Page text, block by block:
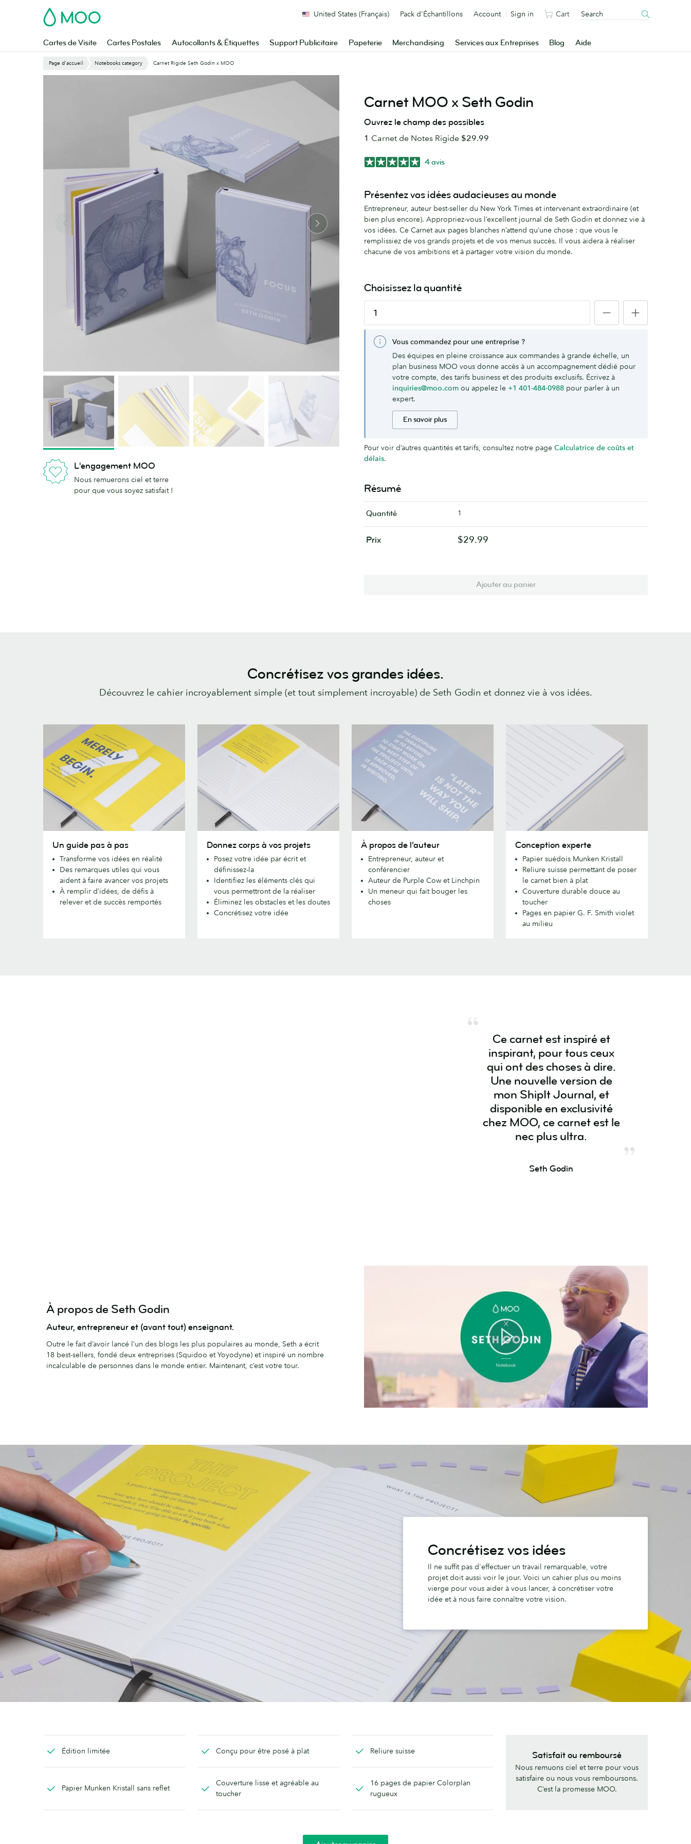
MOO
Cartes de Visite Cartes Postales Autocollants & Étiquettes Support Publicitaire Papeterie Merchandising Services aux Entreprises Blog Aide
United States (Français) Pack d'Échantillons Account Sign in Cart
Page d'accueil Notebooks category Carnet Rigide Seth Godin x MOO
L'engagement MOO
Nous remuerons ciel et terre
pour que vous soyez satisfait !
Carnet MOO x Seth Godin
Ouvrez le champ des possibles
1 Carnet de Notes Rigide $29.99
4 avis
Présentez vos idées audacieuses au monde
Entrepreneur, auteur best-seller du New York Times et intervenant extraordinaire (et
bien plus encore). Appropriez-vous l’excellent journal de Seth Godin et donnez vie à
vos idées. Ce Carnet aux pages blanches n’attend qu’une chose : que vous le
remplissiez de vos grands projets et de vos menus succès. Il vous aidera à réaliser
chacune de vos ambitions et à partager votre vision du monde.
Choisissez la quantité
Vous commandez pour une entreprise ?
Des équipes en pleine croissance aux commandes à grande échelle, un
plan business MOO vous donne accès à un accompagnement dédié pour
votre compte, des tarifs business et des produits exclusifs. Écrivez à
inquiries@moo.com ou appelez le +1 401-484-0988 pour parler à un
expert.
En savoir plus
Pour voir d’autres quantités et tarifs, consultez notre page Calculatrice de coûts et
délais.
Résumé
Quantité 1
Prix $29.99
Ajouter au panier
Concrétisez vos grandes idées.
Découvrez le cahier incroyablement simple (et tout simplement incroyable) de Seth Godin et donnez vie à vos idées.
guide
pas
Un guide pas à pas
Transforme vos idées en réalité
Des remarques utiles qui vous
aident à faire avancer vos projets
À remplir d’idées, de défis à
relever et de succès remportés
corps
projets
Donnez corps à vos projets
Posez votre idée par écrit et
définissez-la
Identifiez les éléments clés qui
vous permettront de la réaliser
Éliminez les obstacles et les doutes
Concrétisez votre idée
propos
l’auteur
À propos de l’auteur
Entrepreneur, auteur et
conférencier
Auteur de Purple Cow et Linchpin
Un meneur qui fait bouger les
choses
experte
Conception experte
Papier suédois Munken Kristall
Reliure suisse permettant de poser
le carnet bien à plat
Couverture durable douce au
toucher
Pages en papier G. F. Smith violet
au milieu
Ce carnet est inspiré et
inspirant, pour tous ceux
qui ont des choses à dire.
Une nouvelle version de
mon ShipIt Journal, et
disponible en exclusivité
chez MOO, ce carnet est le
nec plus ultra.
Seth Godin
À propos de Seth Godin
Auteur, entrepreneur et (avant tout) enseignant.
Outre le fait d’avoir lancé l’un des blogs les plus populaires au monde, Seth a écrit
18 best-sellers, fondé deux entreprises (Squidoo et Yoyodyne) et inspiré un nombre
incalculable de personnes dans le monde entier. Maintenant, c’est votre tour.
Concrétisez vos idées
Il ne suffit pas d'effectuer un travail remarquable, votre
projet doit aussi voir le jour. Voici un cahier plus ou moins
vierge pour vous aider à vous lancer, à concrétiser votre
idée et à nous faire connaître votre vision.
Édition limitée Conçu pour être posé à plat Reliure suisse
Papier Munken Kristall sans reflet
Couverture lisse et agréable au
toucher
16 pages de papier Colorplan
rugueux
Satisfait ou remboursé
Nous remuons ciel et terre pour vous
satisfaire ou nous vous remboursons.
C’est la promesse MOO.